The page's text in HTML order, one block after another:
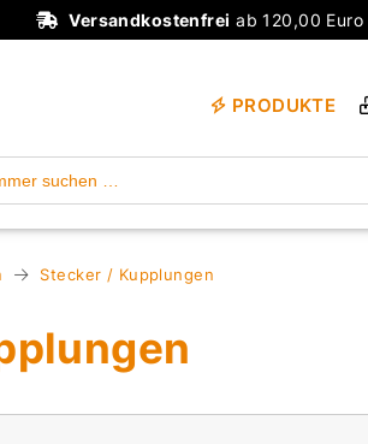
Versandkostenfrei ab 120,00 Euro
PRODUKTE
Stecker / Kupplungen